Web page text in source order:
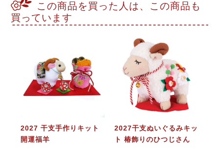
この商品を買った人は、この商品も
買っています
2027 干支手作りキット
開運福羊
2027干支ぬいぐるみキッ
ト 椿飾りのひつじさん